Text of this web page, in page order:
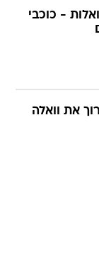
- כוכבי
את וואלה